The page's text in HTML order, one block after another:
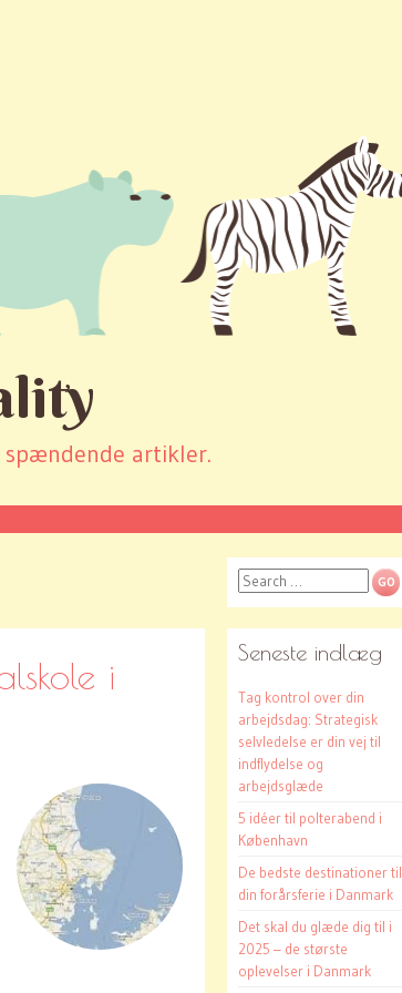
spændende artikler.
i
Search
Seneste indlæg
Tag kontrol over din
arbejdsdag: Strategisk
selvledelse er din vej til
indflydelse og
arbejdsglæde
5 idéer til polterabend i
København
De bedste destinationer til
din forårsferie i Danmark
Det skal du glæde dig til i
2025 – de største
oplevelser i Danmark